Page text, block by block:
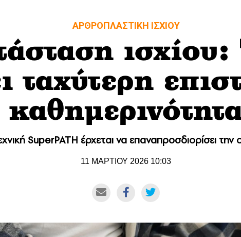
ΑΡΘΡΟΠΛΑΣΤΙΚΗ ΙΣΧΙΟΥ
ταχύτερη
SuperPATH έρχεται να επαναπροσδιορίσει την
11 ΜΑΡΤΙΟΥ 2026 10:03